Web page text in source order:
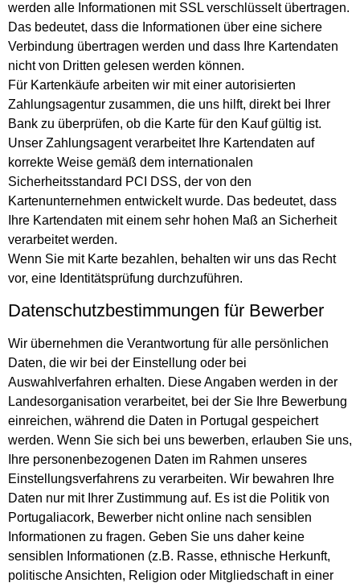
werden alle Informationen mit SSL verschlüsselt übertragen.
Das bedeutet, dass die Informationen über eine sichere
Verbindung übertragen werden und dass Ihre Kartendaten
nicht von Dritten gelesen werden können.
Für Kartenkäufe arbeiten wir mit einer autorisierten
Zahlungsagentur zusammen, die uns hilft, direkt bei Ihrer
Bank zu überprüfen, ob die Karte für den Kauf gültig ist.
Unser Zahlungsagent verarbeitet Ihre Kartendaten auf
korrekte Weise gemäß dem internationalen
Sicherheitsstandard PCI DSS, der von den
Kartenunternehmen entwickelt wurde. Das bedeutet, dass
Ihre Kartendaten mit einem sehr hohen Maß an Sicherheit
verarbeitet werden.
Wenn Sie mit Karte bezahlen, behalten wir uns das Recht
vor, eine Identitätsprüfung durchzuführen.
Datenschutzbestimmungen für Bewerber
Wir übernehmen die Verantwortung für alle persönlichen
Daten, die wir bei der Einstellung oder bei
Auswahlverfahren erhalten. Diese Angaben werden in der
Landesorganisation verarbeitet, bei der Sie Ihre Bewerbung
einreichen, während die Daten in Portugal gespeichert
werden. Wenn Sie sich bei uns bewerben, erlauben Sie uns,
Ihre personenbezogenen Daten im Rahmen unseres
Einstellungsverfahrens zu verarbeiten. Wir bewahren Ihre
Daten nur mit Ihrer Zustimmung auf. Es ist die Politik von
Portugaliacork, Bewerber nicht online nach sensiblen
Informationen zu fragen. Geben Sie uns daher keine
sensiblen Informationen (z.B. Rasse, ethnische Herkunft,
politische Ansichten, Religion oder Mitgliedschaft in einer